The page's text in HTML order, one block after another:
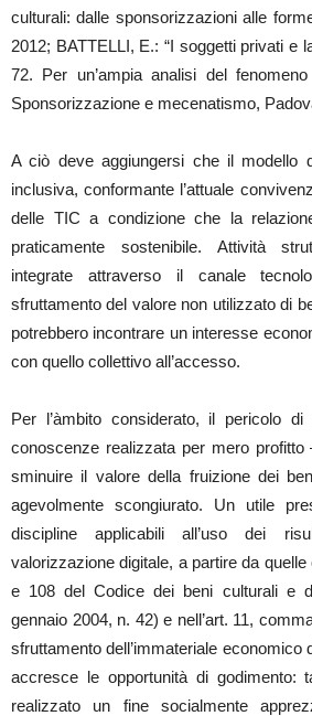
culturali: dalle sponsorizzazioni alle
2012; BATTELLI, E.: “I soggetti privati e
72. Per un’ampia analisi del
Sponsorizzazione e mecenatismo,
A ciò deve aggiungersi che il modello
inclusiva, conformante l’attuale
delle TIC a condizione che la
praticamente sostenibile. Attività
integrate attraverso il canale
sfruttamento del valore non utilizzato di
potrebbero incontrare un interesse
con quello collettivo all’accesso.
Per l’àmbito considerato, il pericolo
conoscenze realizzata per mero
sminuire il valore della fruizione dei
agevolmente scongiurato. Un utile
discipline applicabili all’uso dei
valorizzazione digitale, a partire da
e 108 del Codice dei beni culturali e
gennaio 2004, n. 42) e nell’art. 11,
sfruttamento dell’immateriale economico
accresce le opportunità di godimento:
realizzato un fine socialmente